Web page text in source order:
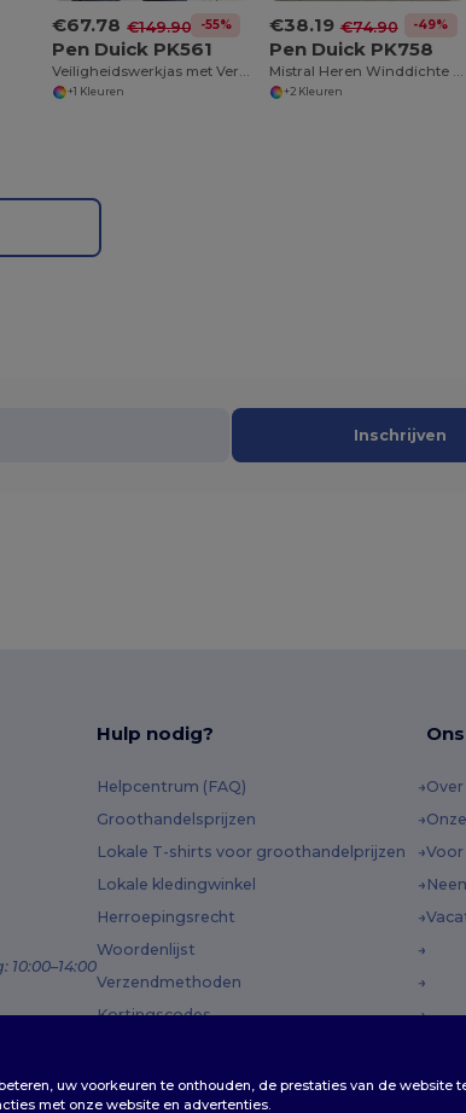
€67.78 €149.90 -55%
Pen Duick PK561
+1 Kleuren
€38.19 €74.90 -49%
Pen Duick PK758
+2 Kleuren
Inschrijven
10:00–14:00
Hulp nodig?
Helpcentrum (FAQ)
Groothandelsprijzen
Lokale T-shirts voor groothandelprijzen
Lokale kledingwinkel
Herroepingsrecht
Woordenlijst
Verzendmethoden
Kortingscodes
Voor
uw voorkeuren te onthouden, de prestaties van de website
met onze website en advertenties.